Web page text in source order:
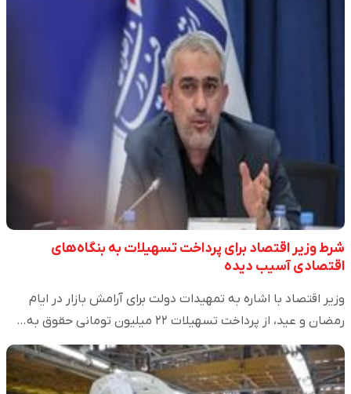
شرط وزیر اقتصاد برای پرداخت تسهیلات به بنگاه‌های
اقتصادی آسیب دیده
وزیر اقتصاد با اشاره به تمهیدات دولت برای آرامش بازار در ایام
رمضان و عید، از پرداخت تسهیلات ۲۲ میلیون تومانی حقوق به…